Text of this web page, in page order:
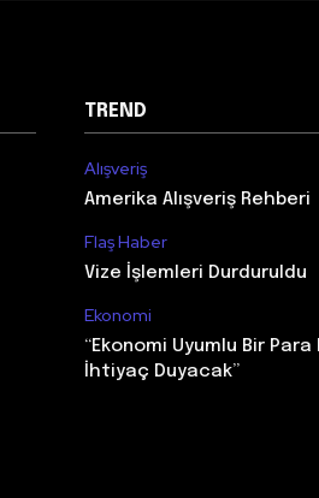
TREND
Alışveriş
Amerika Alışveriş Rehberi
Flaş Haber
Vize İşlemleri Durduruldu
Ekonomi
“Ekonomi Uyumlu Bir
İhtiyaç Duyacak”